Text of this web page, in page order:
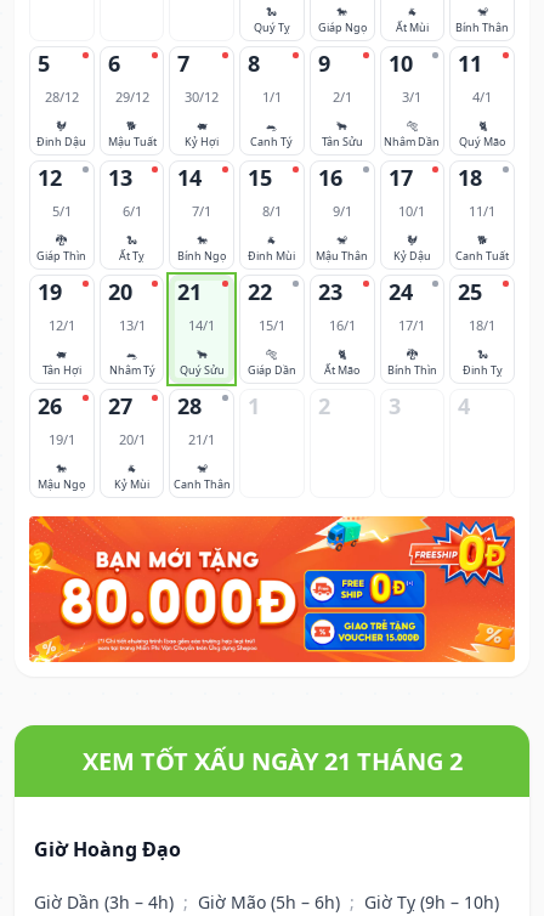
🐍
Quý Tỵ
🐎
Giáp Ngọ
🐐
Ất Mùi
🐒
Bính Thân
5
28/12
🐓
Đinh Dậu
6
29/12
🐕
Mậu Tuất
7
30/12
🐖
Kỷ Hợi
8
1/1
🐀
Canh Tý
9
2/1
🐂
Tân Sửu
10
3/1
🐅
Nhâm Dần
11
4/1
🐈
Quý Mão
12
5/1
🐉
Giáp Thìn
13
6/1
🐍
Ất Tỵ
14
7/1
🐎
Bính Ngọ
15
8/1
🐐
Đinh Mùi
16
9/1
🐒
Mậu Thân
17
10/1
🐓
Kỷ Dậu
18
11/1
🐕
Canh Tuất
19
12/1
🐖
Tân Hợi
20
13/1
🐀
Nhâm Tý
21
14/1
🐂
Quý Sửu
22
15/1
🐅
Giáp Dần
23
16/1
🐈
Ất Mão
24
17/1
🐉
Bính Thìn
25
18/1
🐍
Đinh Tỵ
26
19/1
🐎
Mậu Ngọ
27
20/1
🐐
Kỷ Mùi
28
21/1
🐒
Canh Thân
1 2 3 4
XEM TỐT XẤU NGÀY 21 THÁNG 2
Giờ Hoàng Đạo
Giờ Dần (3h – 4h) ; Giờ Mão (5h – 6h) ; Giờ Tỵ (9h – 10h)